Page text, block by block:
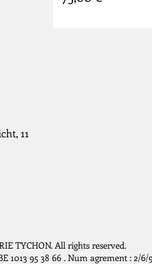
11
TYCHON. All rights reserved.
1013 95 38 66 . Num agrement : 2/6/